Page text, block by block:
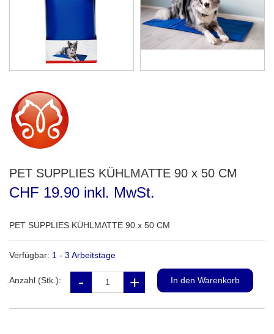
PET SUPPLIES KÜHLMATTE 90 x 50 CM
CHF 19.90 inkl. MwSt.
PET SUPPLIES KÜHLMATTE 90 x 50 CM
Verfügbar: 1 - 3 Arbeitstage
Anzahl (Stk.):